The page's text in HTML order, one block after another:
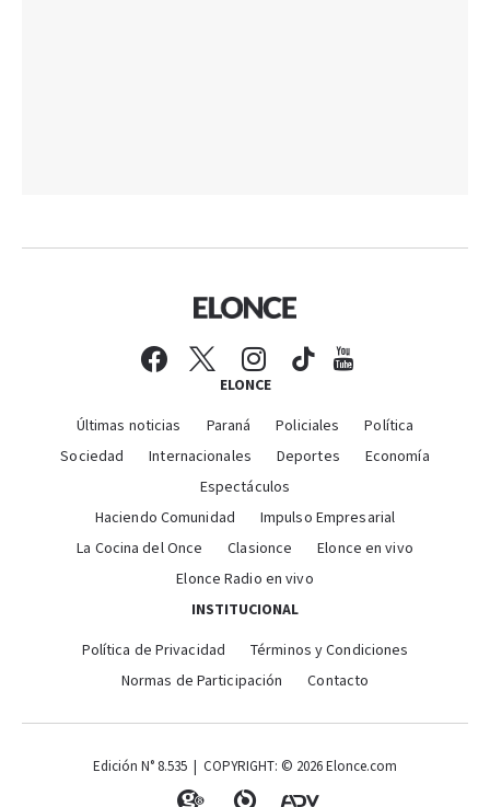
ELONCE
Últimas noticias Paraná Policiales
Política
Sociedad
Internacionales Deportes
Economía
Espectáculos
Haciendo Comunidad
Impulso Empresarial
La Cocina del Once
Clasionce
Elonce en vivo
Elonce Radio en vivo
INSTITUCIONAL
Política de Privacidad
Términos y Condiciones
Normas de Participación
Contacto
Edición N° 8.535 | COPYRIGHT: © 2026 Elonce.com